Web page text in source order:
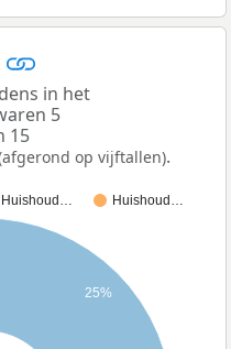
in het
5
15
op vijftallen).
Huishoud… Huishoud…
25%